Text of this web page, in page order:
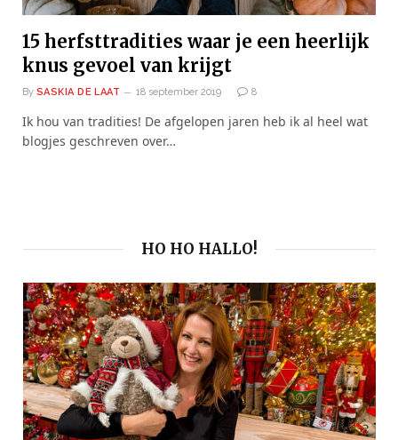
15 herfsttradities waar je een heerlijk
knus gevoel van krijgt
By SASKIA DE LAAT 18 september 2019 8
Ik hou van tradities! De afgelopen jaren heb ik al heel wat
blogjes geschreven over…
HO HO HALLO!